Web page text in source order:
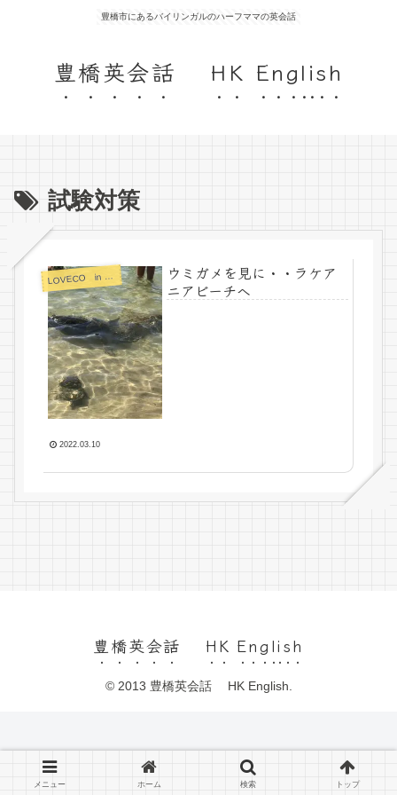
豊橋市にあるバイリンガルのハーフママの英会話
豊橋英会話 HK English
試験対策
L OVECO in HAWAII
ウミガメを見に・・ラケア
ニアビーチへ
2022.03.10
豊橋英会話 HK English
© 2013 豊橋英会話 HK English.
メニュー ホーム 検索 トップ